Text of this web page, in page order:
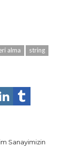
alma
string
Sanayimizin